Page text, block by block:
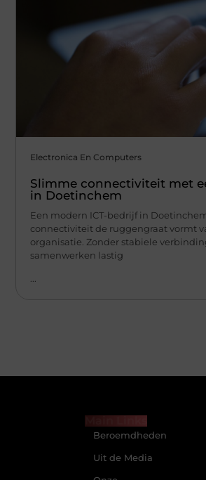
Electronica En Computers
Slimme connectiviteit met
in Doetinchem
Een modern ICT-bedrijf in
connectiviteit de ruggengraat vormt
organisatie. Zonder stabiele
samenwerken lastig
...
Beroemdheden
Uit de Media